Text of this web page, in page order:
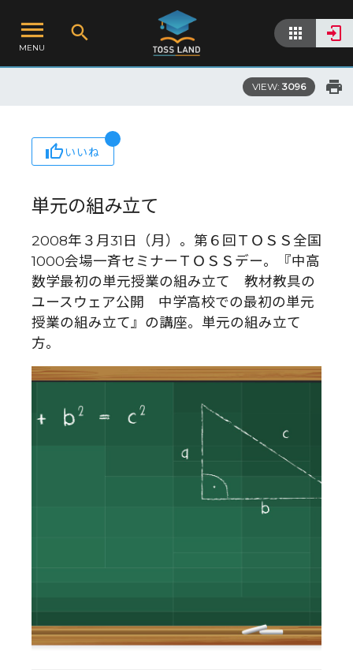
MENU
VIEW: 3096
いいね
単元の組み立て
2008年３月31日（月）。第６回ＴＯＳＳ全国
1000会場一斉セミナーＴＯＳＳデー。『中高
数学最初の単元授業の組み立て 教材教具の
ユースウェア公開 中学高校での最初の単元
授業の組み立て』の講座。単元の組み立て
方。